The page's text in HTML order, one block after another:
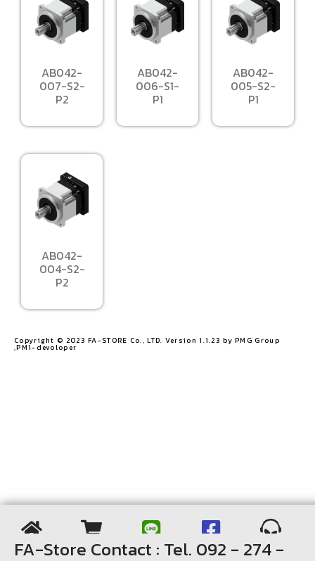
AB042-
007-S2-
P2
AB042-
006-S1-
P1
AB042-
005-S2-
P1
AB042-
004-S2-
P2
Copyright © 2023 FA-STORE Co., LTD. Version 1.1.23 by PMG Group
,PM1-devoloper​
FA-Store Contact : Tel. 092 - 274 -